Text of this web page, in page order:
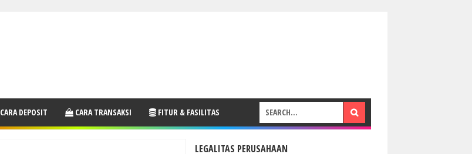
CARA DEPOSIT CARA TRANSAKSI FITUR & FASILITAS
LEGALITAS PERUSAHAAN